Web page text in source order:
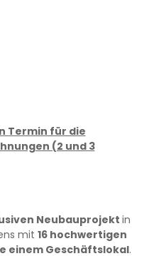
Termin für die
(2 und 3
Neubauprojekt in
mit 16 hochwertigen
einem Geschäftslokal.